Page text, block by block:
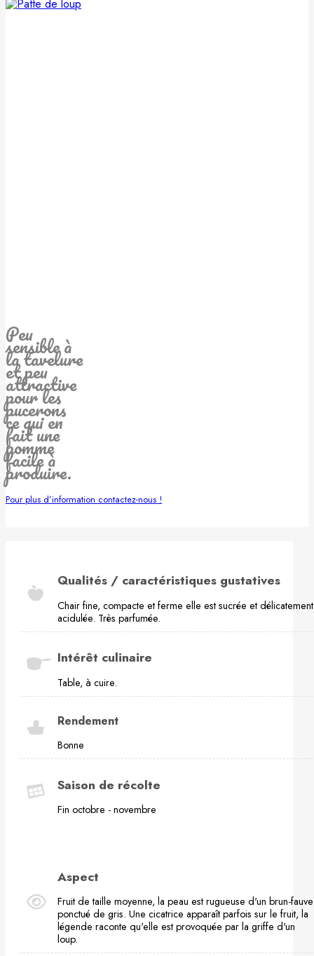
Peu
sensible à
la tavelure
et peu
attractive
pour les
pucerons
ce qui en
fait une
pomme
facile à
produire.
Pour plus d’information contactez-nous !
Qualités / caractéristiques gustatives
Chair fine, compacte et ferme elle est sucrée et délicatement
acidulée. Très parfumée.
Intérêt culinaire
Table, à cuire.
Rendement
Bonne
Saison de récolte
Fin octobre - novembre
Aspect
Fruit de taille moyenne, la peau est rugueuse d'un brun-fauve
ponctué de gris. Une cicatrice apparaît parfois sur le fruit, la
légende raconte qu'elle est provoquée par la griffe d'un
loup.